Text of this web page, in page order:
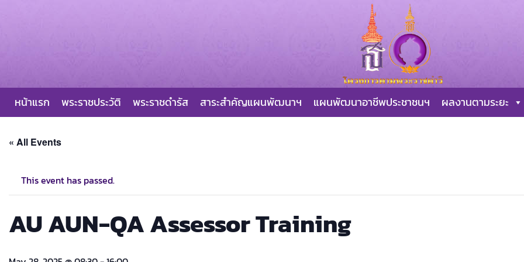
หน้าแรก พระราชประวัติ พระราชดำรัส สาระสำคัญแผนพัฒนาฯ แผนพัฒนาอาชีพประชาชนฯ ผลงานตามระยะ
« All Events
This event has passed.
AU AUN-QA Assessor Training